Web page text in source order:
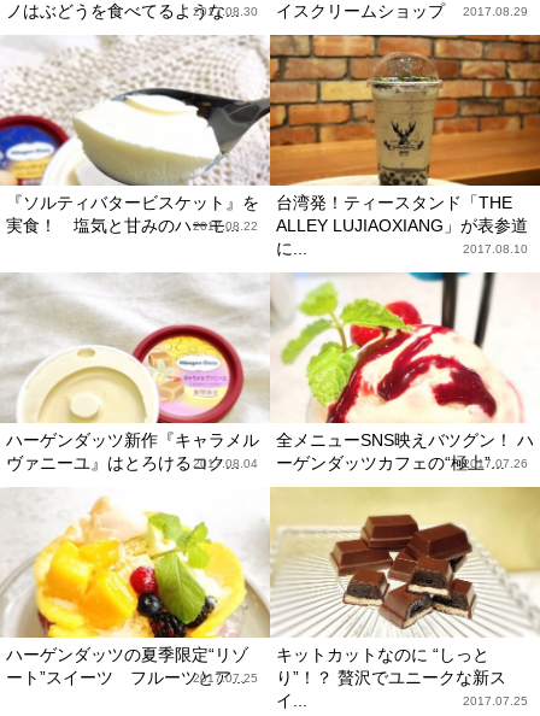
ノはぶどうを食べてるような...
2017.08.30
イスクリームショップ
2017.08.29
『ソルティバタービスケット』を
実食！ 塩気と甘みのハーモ...
2017.08.22
台湾発！ティースタンド「THE
ALLEY LUJIAOXIANG」が表参道
に...
2017.08.10
ハーゲンダッツ新作『キャラメル
ヴァニーユ』はとろけるコク...
2017.08.04
全メニューSNS映えバツグン！ ハ
ーゲンダッツカフェの“極上”...
2017.07.26
ハーゲンダッツの夏季限定“リゾ
ート”スイーツ フルーツとア...
2017.07.25
キットカットなのに “しっと
り”！？ 贅沢でユニークな新ス
イ...
2017.07.25